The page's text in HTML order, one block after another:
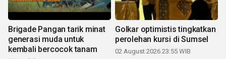
Brigade Pangan tarik minat
generasi muda untuk
kembali bercocok tanam
Golkar optimistis tingkatkan
perolehan kursi di Sumsel
02 August 2026 23:55 WIB